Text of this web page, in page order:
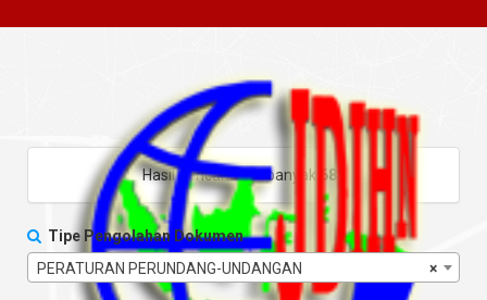
Hasil pencarian sebanyak 682
Tipe Pengolahan Dokumen
×
PERATURAN PERUNDANG-UNDANGAN